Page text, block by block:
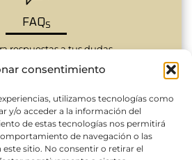
consentimiento
utilizamos tecnologías como
y/o acceder a la información del
de estas tecnologías nos permitirá
de navegación o las
sitio. No consentir o retirar el
FAQS
respuestas a tus dudas